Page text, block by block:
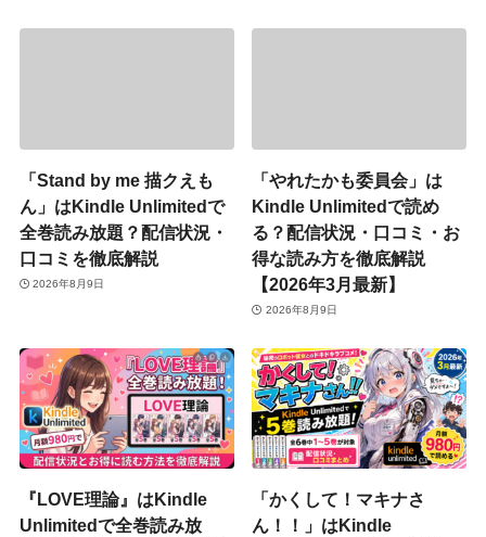
「Stand by me 描クえも
ん」はKindle Unlimitedで
全巻読み放題？配信状況・
口コミを徹底解説
2026年8月9日
「やれたかも委員会」は
Kindle Unlimitedで読め
る？配信状況・口コミ・お
得な読み方を徹底解説
【2026年3月最新】
2026年8月9日
『LOVE理論』はKindle
Unlimitedで全巻読み放
「かくして！マキナさ
ん！！」はKindle